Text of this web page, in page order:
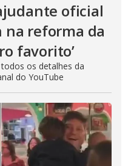
oficial
na reforma da
favorito’
os detalhes da
do YouTube